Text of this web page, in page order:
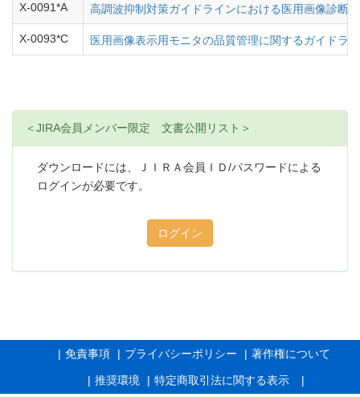
X-0091*A 高調波抑制対策ガイドラインにおける医用画像診断
X-0093*C 医用画像表示用モニタの品質管理に関するガイドラ
＜JIRA会員メンバー限定 文書公開リスト＞
ダウンロードには、ＪＩＲＡ会員ＩＤ/パスワードによる
ログインが必要です。
免責事項 プライバシーポリシー 著作権について
推奨環境 特定商取引法に関する表示